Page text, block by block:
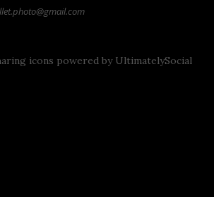
icons powered by UltimatelySocial